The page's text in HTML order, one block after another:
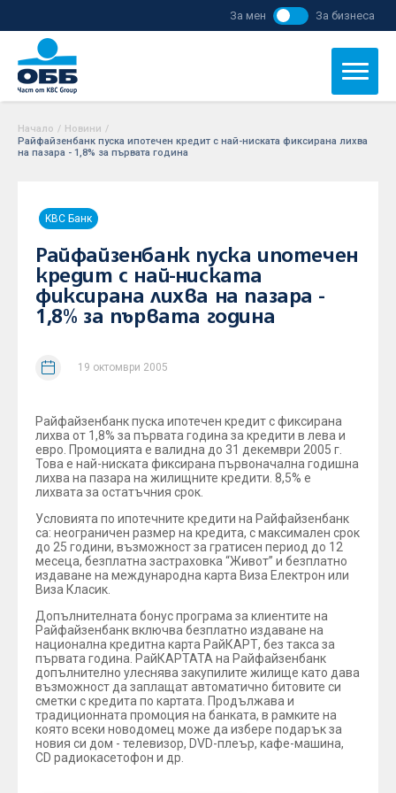
За мен За бизнеса
Начало / Новини /
Райфайзенбанк пуска ипотечен кредит с най-ниската фиксирана лихва
на пазара - 1,8% за първата година
KBC Банк
Райфайзенбанк пуска ипотечен
кредит с най-ниската
фиксирана лихва на пазара -
1,8% за първата година
19 октомври 2005
Райфайзенбанк пуска ипотечен кредит с фиксирана
лихва от 1,8% за първата година за кредити в лева и
евро. Промоцията е валидна до 31 декември 2005 г.
Това е най-ниската фиксирана първоначална годишна
лихва на пазара на жилищните кредити. 8,5% е
лихвата за остатъчния срок.
Условията по ипотечните кредити на Райфайзенбанк
са: неограничен размер на кредита, с максимален срок
до 25 години, възможност за гратисен период до 12
месеца, безплатна застраховка “Живот” и безплатно
издаване на международна карта Виза Електрон или
Виза Класик.
Допълнителната бонус програма за клиентите на
Райфайзенбанк включва безплатно издаване на
национална кредитна карта РайКАРТ, без такса за
първата година. РайКАРТАТА на Райфайзенбанк
допълнително улеснява закупилите жилище като дава
възможност да заплащат автоматично битовите си
сметки с кредита по картата. Продължава и
традиционната промоция на банката, в рамките на
която всеки новодомец може да избере подарък за
новия си дом - телевизор, DVD-плеър, кафе-машина,
CD радиокасетофон и др.